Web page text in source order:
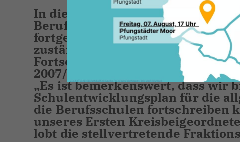
In diesem Jahr wird nach fast 20
Berufsschulentwicklungsplan
fortgeschrieben. In den nächsten
zuständige Schul-, Kultur- und
Fortschreibung seit dem
2007/08 – 2011/12 beraten und
Es ist bemerkenswert, dass wir
Schulentwicklungsplan für die
die Berufsschulen fortschreiben
unseres Ersten
lobt die stellvertretende